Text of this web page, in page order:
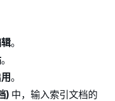
。
。
。
) 中，输入索引文档的